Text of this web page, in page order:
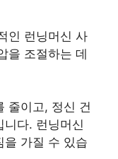
인 런닝머신 사
을 조절하는 데
줄이고, 정신 건
니다. 런닝머신
을 가질 수 있습